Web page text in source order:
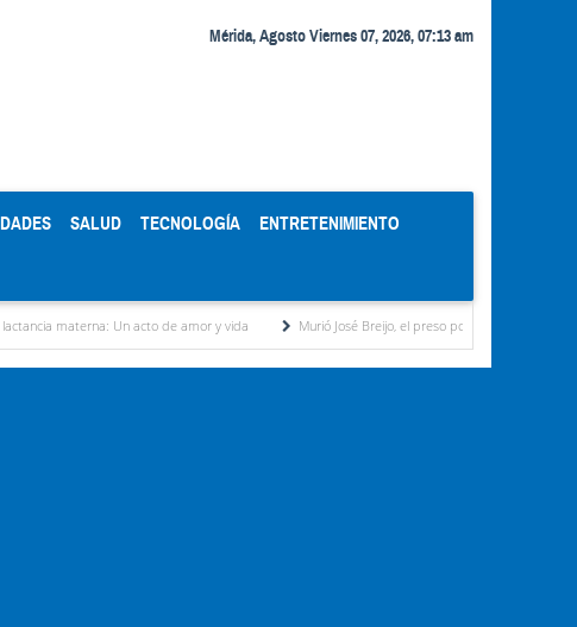
Mérida, Agosto Viernes 07, 2026, 07:13 am
SALUD TECNOLOGÍA ENTRETENIMIENTO
acto de amor y vida Murió José Breijo, el preso político uruguayo-venezolano bajo